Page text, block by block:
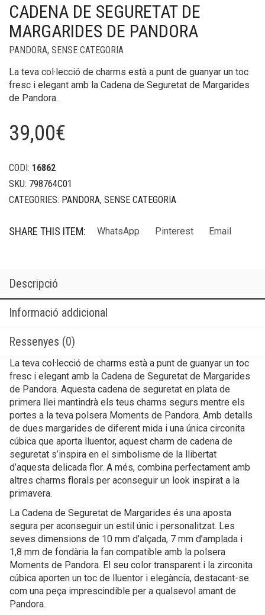
CADENA DE SEGURETAT DE
MARGARIDES DE PANDORA
PANDORA, SENSE CATEGORIA
La teva col·lecció de charms està a punt de guanyar un toc
fresc i elegant amb la Cadena de Seguretat de Margarides
de Pandora.
39,00€
CODI: 16862
SKU: 798764C01
CATEGORIES: PANDORA, SENSE CATEGORIA
SHARE THIS ITEM: WhatsApp Pinterest Email
Descripció
Informació addicional
Ressenyes (0)
La teva col·lecció de charms està a punt de guanyar un toc
fresc i elegant amb la Cadena de Seguretat de Margarides
de Pandora. Aquesta cadena de seguretat en plata de
primera llei mantindrà els teus charms segurs mentre els
portes a la teva polsera Moments de Pandora. Amb detalls
de dues margarides de diferent mida i una única circonita
cúbica que aporta lluentor, aquest charm de cadena de
seguretat s’inspira en el simbolisme de la llibertat
d’aquesta delicada flor. A més, combina perfectament amb
altres charms florals per aconseguir un look inspirat a la
primavera.
La Cadena de Seguretat de Margarides és una aposta
segura per aconseguir un estil únic i personalitzat. Les
seves dimensions de 10 mm d’alçada, 7 mm d’amplada i
1,8 mm de fondària la fan compatible amb la polsera
Moments de Pandora. El seu color transparent i la zirconita
cúbica aporten un toc de lluentor i elegància, destacant-se
com una peça imprescindible per a qualsevol amant de
Pandora.